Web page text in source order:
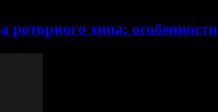
роторного типа: особенности